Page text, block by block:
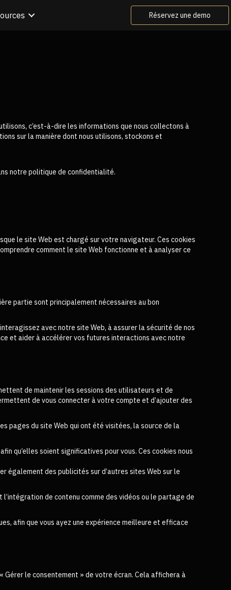
Réservez une demo
c’est-à-dire les informations que nous collectons à
sur la manière dont nous utilisons, stockons et
notre politique de confidentialité.
le site Web est chargé sur votre navigateur. Ces cookies
comment le site Web fonctionne et à analyser ce
partie sont principalement nécessaires au bon
avec notre site Web, à assurer la sécurité de nos
et aider à accélérer vos futures interactions avec notre
de maintenir les sessions des utilisateurs et de
de vous connecter à votre compte et d’ajouter des
pages du site Web qui ont été visitées, la source de la
qu’elles soient significatives pour vous. Ces cookies nous
également des publicités sur d’autres sites Web sur le
de contenu comme des vidéos ou le partage de
afin que vous ayez une expérience meilleure et efficace
Gérer le consentement » de votre écran. Cela affichera à